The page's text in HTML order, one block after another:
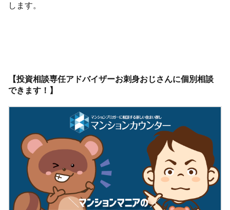
します。
【投資相談専任アドバイザーお刺身おじさんに個別相談
できます！】